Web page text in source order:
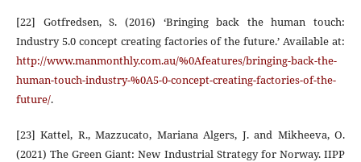
[22] Gotfredsen, S. (2016) ‘Bringing back the human touch:
Industry 5.0 concept creating factories of the future.’ Available at:
http://www.manmonthly.com.au/%0Afeatures/bringing-back-the-
human-touch-industry-%0A5-0-concept-creating-factories-of-the-
future/.
[23] Kattel, R., Mazzucato, Mariana Algers, J. and Mikheeva, O.
(2021) The Green Giant: New Industrial Strategy for Norway. IIPP